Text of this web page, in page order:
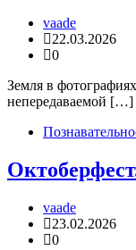
vaade
22.03.2026
0
Земля в
непередаваемой […]
vaade
23.02.2026
0